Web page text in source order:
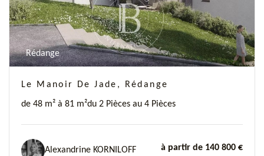
Rédange
Le Manoir De Jade, Rédange
de 48 m² à 81 m²du 2 Pièces au 4 Pièces
Alexandrine KORNILOFF à partir de 140 800 €